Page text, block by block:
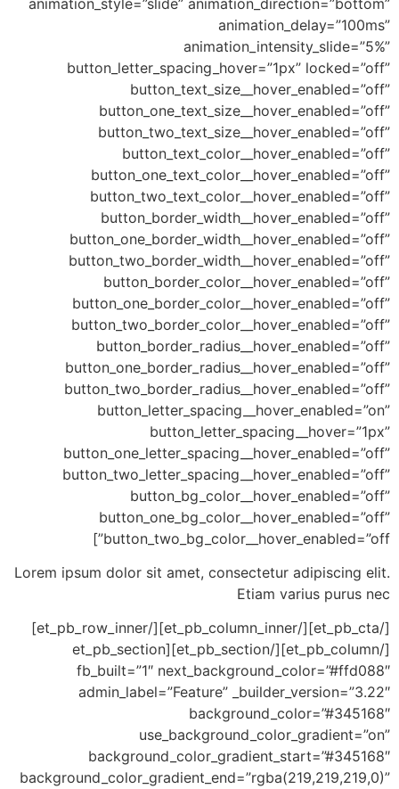
button_letter_spacing_hover=”1px”
Lorem ipsum dolor sit amet, consectetur
Etiam
[/et_pb_cta][/et_pb_column_inner][/et_pb_row_inner]
[/et_pb_column][/et_pb_section][et_pb_section
fb_built=”1″
admin_label=”Feature”